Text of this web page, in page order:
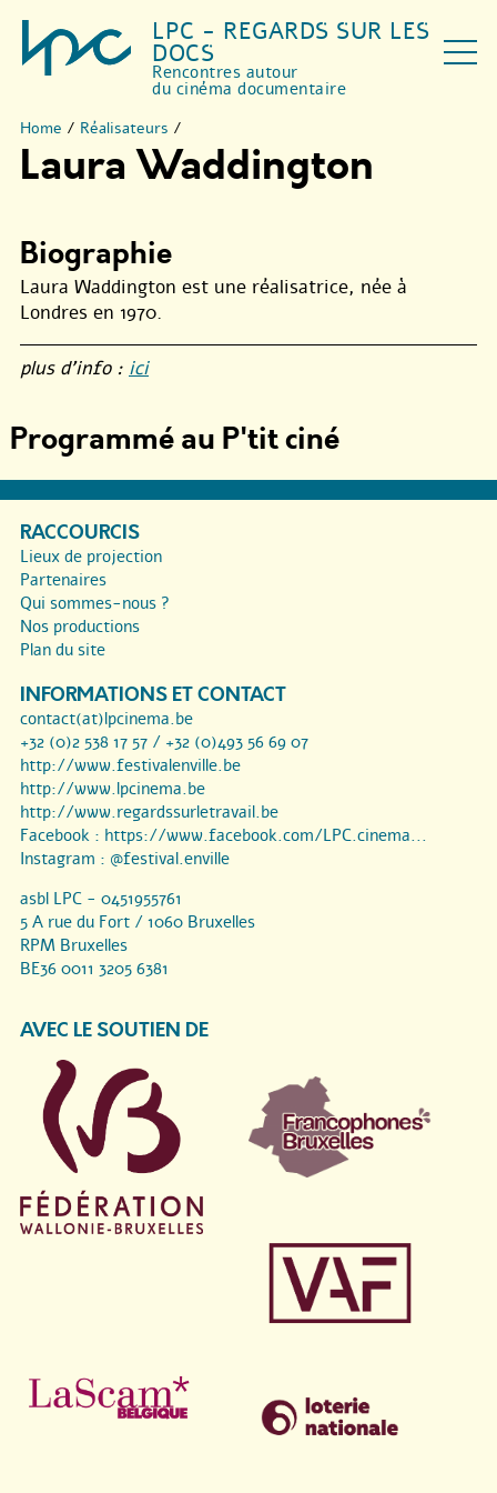
LPC - REGARDS SUR LES
DOCS
Rencontres autour
du cinéma documentaire
Home / Réalisateurs /
Laura Waddington
Biographie
Laura Waddington est une réalisatrice, née à
Londres en 1970.
plus d’info : ici
Programmé au P'tit ciné
RACCOURCIS
Lieux de projection
Partenaires
Qui sommes-nous ?
Nos productions
Plan du site
INFORMATIONS ET CONTACT
contact(at)lpcinema.be
+32 (0)2 538 17 57 / +32 (0)493 56 69 07
http://www.festivalenville.be
http://www.lpcinema.be
http://www.regardssurletravail.be
Facebook : https://www.facebook.com/LPC.cinema...
Instagram : @festival.enville
asbl LPC - 0451955761
5 A rue du Fort / 1060 Bruxelles
RPM Bruxelles
BE36 0011 3205 6381
AVEC LE SOUTIEN DE